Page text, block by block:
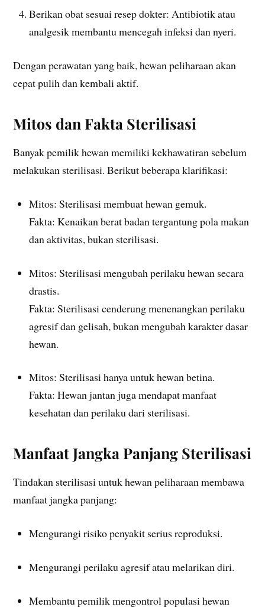
Berikan obat sesuai resep dokter: Antibiotik atau
analgesik membantu mencegah infeksi dan nyeri.
Dengan perawatan yang baik, hewan peliharaan akan
cepat pulih dan kembali aktif.
Mitos dan Fakta Sterilisasi
Banyak pemilik hewan memiliki kekhawatiran sebelum
melakukan sterilisasi. Berikut beberapa klarifikasi:
Mitos: Sterilisasi membuat hewan gemuk.
Fakta: Kenaikan berat badan tergantung pola makan
dan aktivitas, bukan sterilisasi.
Mitos: Sterilisasi mengubah perilaku hewan secara
drastis.
Fakta: Sterilisasi cenderung menenangkan perilaku
agresif dan gelisah, bukan mengubah karakter dasar
hewan.
Mitos: Sterilisasi hanya untuk hewan betina.
Fakta: Hewan jantan juga mendapat manfaat
kesehatan dan perilaku dari sterilisasi.
Manfaat Jangka Panjang Sterilisasi
Tindakan sterilisasi untuk hewan peliharaan membawa
manfaat jangka panjang:
Mengurangi risiko penyakit serius reproduksi.
Mengurangi perilaku agresif atau melarikan diri.
Membantu pemilik mengontrol populasi hewan